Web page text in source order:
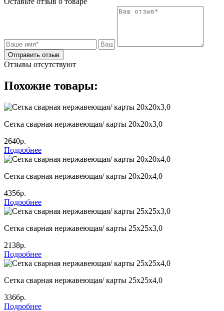
Отправить отзыв
Отзывы отсутствуют
Похожие товары:
Сетка сварная нержавеющая/ карты 20х20х3,0
2640р.
Подробнее
Сетка сварная нержавеющая/ карты 20х20х4,0
4356р.
Подробнее
Сетка сварная нержавеющая/ карты 25х25х3,0
2138р.
Подробнее
Сетка сварная нержавеющая/ карты 25х25х4,0
3366р.
Подробнее